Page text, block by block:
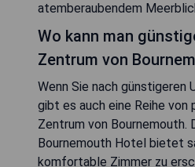
atemberaubendem
Wo kann man
Zentrum von
Wenn Sie nach günstigeren
gibt es auch eine Reihe
Zentrum von Bournemouth.
Bournemouth Hotel bietet
komfortable Zimmer zu